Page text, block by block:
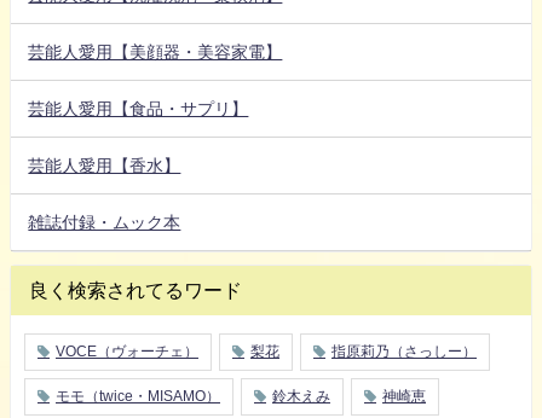
芸能人愛用【美顔器・美容家電】
芸能人愛用【食品・サプリ】
芸能人愛用【香水】
雑誌付録・ムック本
良く検索されてるワード
VOCE（ヴォーチェ） 梨花 指原莉乃（さっしー）
モモ（twice・MISAMO） 鈴木えみ 神崎恵